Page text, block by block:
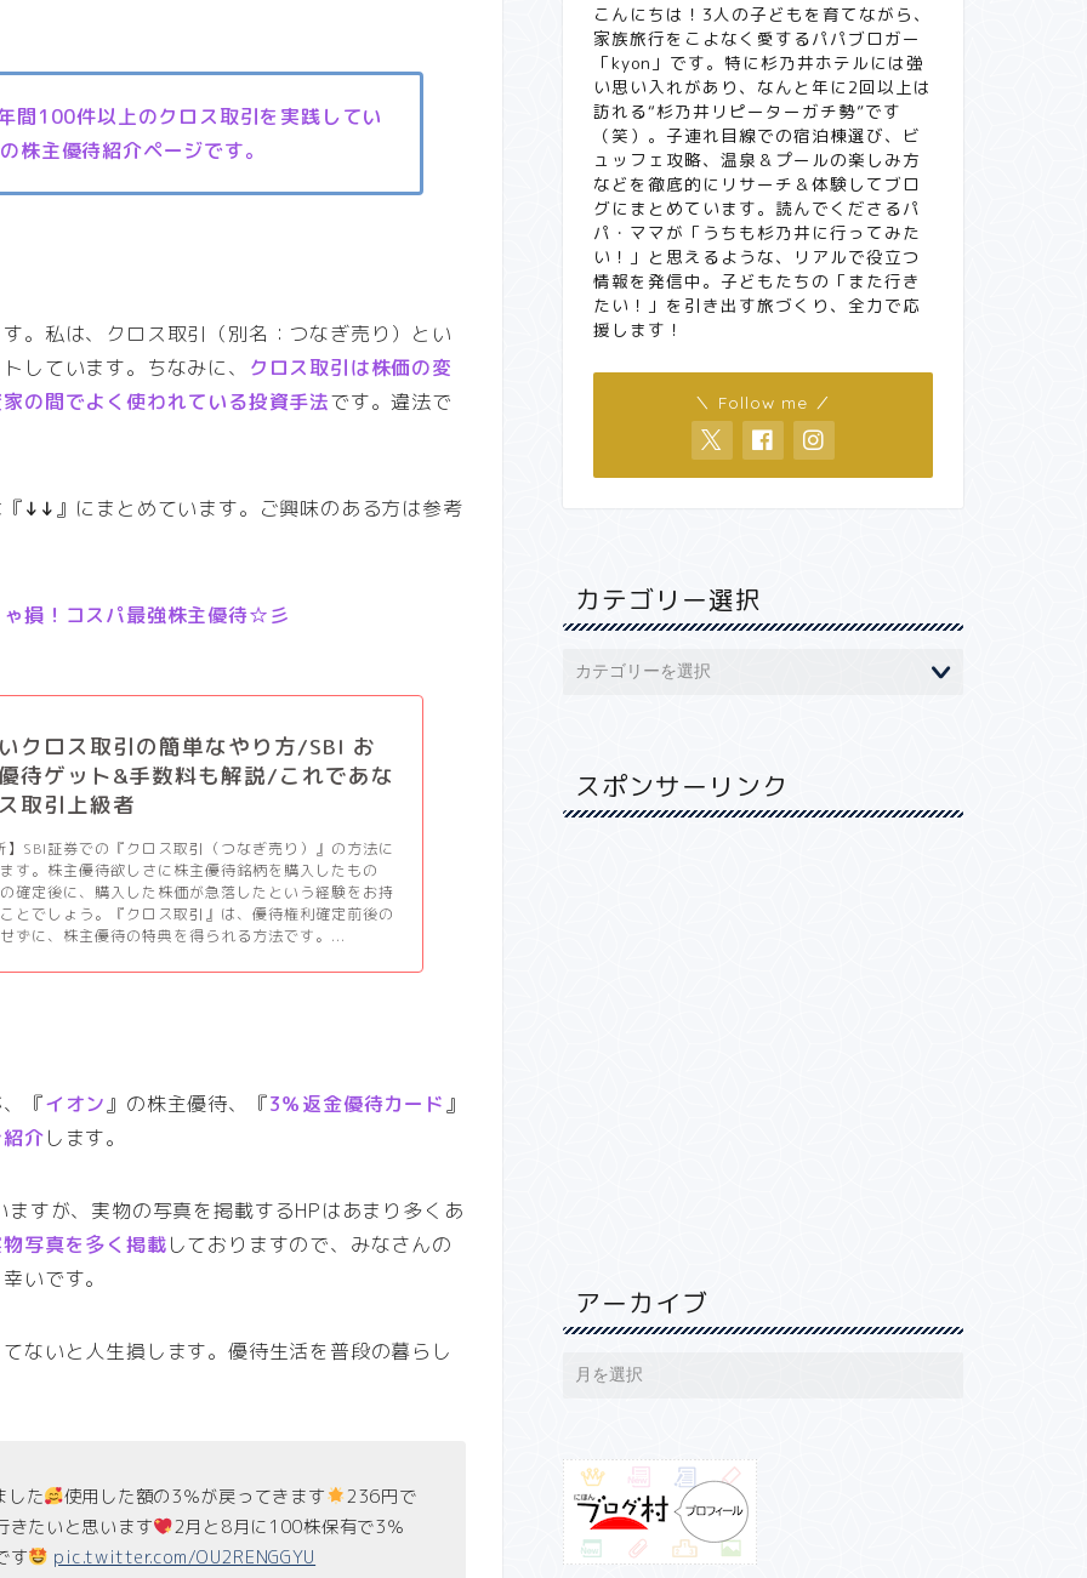
間100件以上のクロス取引を実践してい
株主優待紹介ページです。
。私は、クロス取引（別名：つなぎ売り）とい
しています。ちなみに、 クロス取引は株価の変
の間でよく使われている投資手法です。違法で
↓↓』にまとめています。ご興味のある方は参考
損！コスパ最強株主優待☆彡
クロス取引の簡単なやり方/SBI お
待ゲット&手数料も解説/これであな
取引上級者
SBI証券での『クロス取引（つなぎ売り）』の方法に
す。株主優待欲しさに株主優待銘柄を購入したもの
確定後に、購入した株価が急落したという経験をお持
とでしょう。『クロス取引』は、優待権利確定前後の
ずに、株主優待の特典を得られる方法です。...
『イオン』の株主優待、『3％返金優待カード』
介します。
すが、実物の写真を掲載するHPはあまり多くあ
写真を多く掲載しておりますので、みなさんの
いです。
ないと人生損します。優待生活を普段の暮らし
した 使用した額の3％が戻ってきます
236円で
きたいと思います
2月と8月に100株保有で3％
す
pic.twitter.com/OU2RENGGYU
こんにちは！3人の子どもを育てながら、
家族旅行をこよなく愛するパパブロガー
「kyon」です。特に杉乃井ホテルには強
い思い入れがあり、なんと年に2回以上は
訪れる“杉乃井リピーターガチ勢”です
（笑）。子連れ目線での宿泊棟選び、ビ
ュッフェ攻略、温泉＆プールの楽しみ方
などを徹底的にリサーチ＆体験してブロ
グにまとめています。読んでくださるパ
パ・ママが「うちも杉乃井に行ってみた
い！」と思えるような、リアルで役立つ
情報を発信中。子どもたちの「また行き
たい！」を引き出す旅づくり、全力で応
援します！
＼ Follow me ／
カテゴリー選択
スポンサーリンク
アーカイブ